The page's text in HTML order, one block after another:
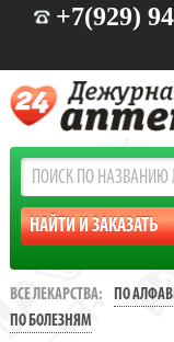
+7(929)
ВСЕ ЛЕКАРСТВА: ПО
ПО БОЛЕЗНЯМ